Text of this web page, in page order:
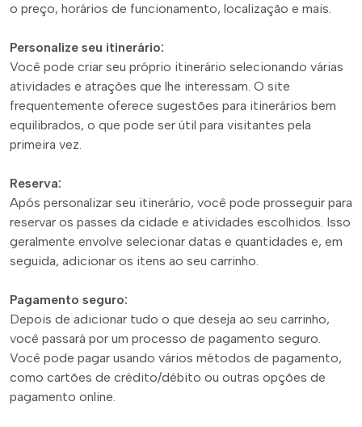
o preço, horários de funcionamento, localização e mais.
Personalize seu itinerário:
Você pode criar seu próprio itinerário selecionando várias
atividades e atrações que lhe interessam. O site
frequentemente oferece sugestões para itinerários bem
equilibrados, o que pode ser útil para visitantes pela
primeira vez.
Reserva:
Após personalizar seu itinerário, você pode prosseguir para
reservar os passes da cidade e atividades escolhidos. Isso
geralmente envolve selecionar datas e quantidades e, em
seguida, adicionar os itens ao seu carrinho.
Pagamento seguro:
Depois de adicionar tudo o que deseja ao seu carrinho,
você passará por um processo de pagamento seguro.
Você pode pagar usando vários métodos de pagamento,
como cartões de crédito/débito ou outras opções de
pagamento online.